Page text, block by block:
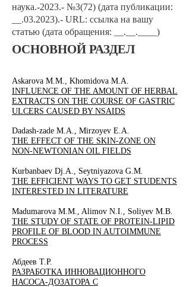
наука.-2023.- №3(72) (дата публикации:
__.03.2023).- URL: ссылка на вашу
статью (дата обращения: __.__.____)
ОСНОВНОЙ РАЗДЕЛ
Askarova M.M., Khomidova M.A.
INFLUENCE OF THE AMOUNT OF HERBAL
EXTRACTS ON THE COURSE OF GASTRIC
ULCERS CAUSED BY NSAIDS
Dadash-zade M.A., Mirzoyev E.A.
THE EFFECT OF THE SKIN-ZONE ON
NON-NEWTONIAN OIL FIELDS
Kurbanbaev Dj.A., Seytniyazova G.M.
THE EFFICIENT WAYS TO GET STUDENTS
INTERESTED IN LITERATURE
Madumarova M.M., Alimov N.I., Soliyev M.B.
THE STUDY OF STATE OF PROTEIN-LIPID
PROFILE OF BLOOD IN AUTOIMMUNE
PROCESS
Абдеев Т.Р.
РАЗРАБОТКА ИННОВАЦИОННОГО
НАСОСА-ДОЗАТОРА С